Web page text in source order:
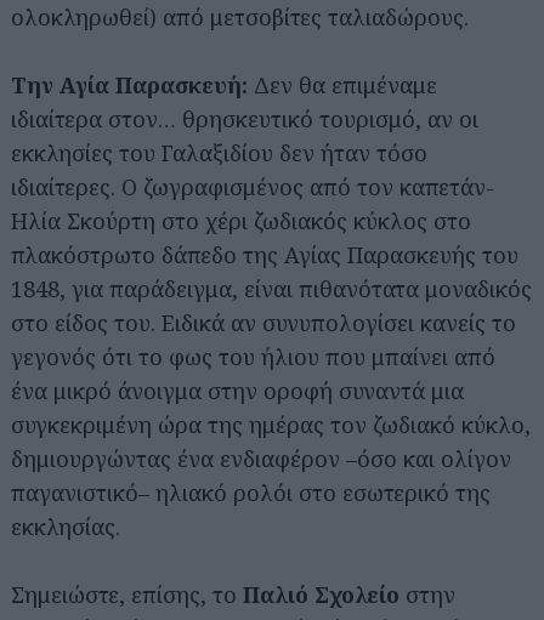
ολοκληρωθεί) από μετσοβίτες ταλιαδώρους.
Την Αγία Παρασκευή: Δεν θα επιμέναμε
ιδιαίτερα στον… θρησκευτικό τουρισμό, αν οι
εκκλησίες του Γαλαξιδίου δεν ήταν τόσο
ιδιαίτερες. Ο ζωγραφισμένος από τον καπετάν-
Ηλία Σκούρτη στο χέρι ζωδιακός κύκλος στο
πλακόστρωτο δάπεδο της Αγίας Παρασκευής του
1848, για παράδειγμα, είναι πιθανότατα μοναδικός
στο είδος του. Ειδικά αν συνυπολογίσει κανείς το
γεγονός ότι το φως του ήλιου που μπαίνει από
ένα μικρό άνοιγμα στην οροφή συναντά μια
συγκεκριμένη ώρα της ημέρας τον ζωδιακό κύκλο,
δημιουργώντας ένα ενδιαφέρον –όσο και ολίγον
παγανιστικό– ηλιακό ρολόι στο εσωτερικό της
εκκλησίας.
Σημειώστε, επίσης, το Παλιό Σχολείο στην